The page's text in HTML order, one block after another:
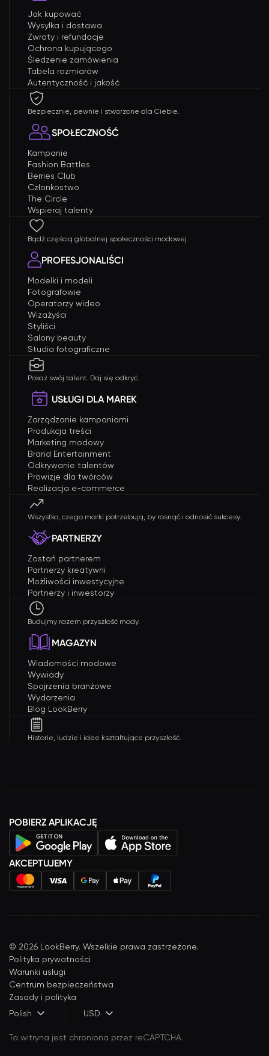
Jak kupować
Wysyłka i dostawa
Zwroty i refundacje
Ochrona kupującego
Śledzenie zamówienia
Tabela rozmiarów
Autentyczność i jakość
Bezpiecznie, pewnie i stworzone dla Ciebie.
SPOŁECZNOŚĆ
Kampanie
Fashion Battles
Berries Club
Członkostwo
The Circle
Wspieraj talenty
Bądź częścią globalnej społeczności modowej.
PROFESJONALIŚCI
Modelki i modeli
Fotografowie
Operatorzy wideo
Wizażyści
Styliści
Salony beauty
Studia fotograficzne
Pokaż swój talent. Daj się odkryć.
USŁUGI DLA MAREK
Zarządzanie kampaniami
Produkcja treści
Marketing modowy
Brand Entertainment
Odkrywanie talentów
Prowizje dla twórców
Realizacja e-commerce
Wszystko, czego marki potrzebują, by rosnąć i odnosić sukcesy.
PARTNERZY
Zostań partnerem
Partnerzy kreatywni
Możliwości inwestycyjne
Partnerzy i inwestorzy
Budujmy razem przyszłość mody.
MAGAZYN
Wiadomości modowe
Wywiady
Spojrzenia branżowe
Wydarzenia
Blog LookBerry
Historie, ludzie i idee kształtujące przyszłość.
POBIERZ APLIKACJĘ
AKCEPTUJEMY
© 2026 LookBerry. Wszelkie prawa zastrzeżone.
Polityka prywatności
Warunki usługi
Centrum bezpieczeństwa
Zasady i polityka
Polish
USD
Ta witryna jest chroniona przez reCAPTCHA.